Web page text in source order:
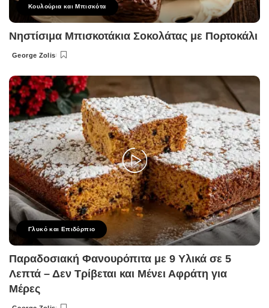
Κουλούρια και Μπισκότα
Νηστίσιμα Μπισκοτάκια Σοκολάτας με Πορτοκάλι
Posted
George Zolis
Γλυκό και Επιδόρπιο
Παραδοσιακή Φανουρόπιτα με 9 Υλικά σε 5
Λεπτά – Δεν Τρίβεται και Μένει Αφράτη για
Μέρες